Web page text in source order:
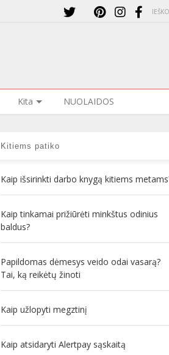
Kita NUOLAIDOS
Kitiems patiko
Kaip išsirinkti darbo knygą kitiems
Kaip tinkamai prižiūrėti minkštus odinius
baldus?
Papildomas dėmesys veido odai vasarą?
Tai, ką reikėtų žinoti
Kaip užlopyti megztinį
Kaip atsidaryti Alertpay sąskaitą